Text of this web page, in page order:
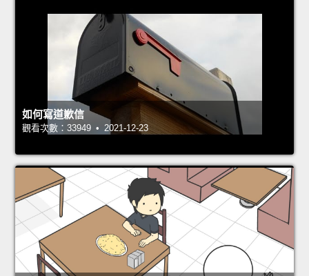
如何寫道歉信
觀看次數：33949 • 2021-12-23